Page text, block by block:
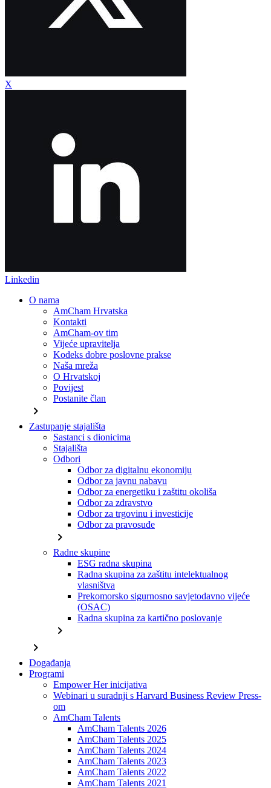
X
Linkedin
O nama
AmCham Hrvatska
Kontakti
AmCham-ov tim
Vijeće upravitelja
Kodeks dobre poslovne prakse
Naša mreža
O Hrvatskoj
Povijest
Postanite član
chevron_right
Zastupanje stajališta
Sastanci s dionicima
Stajališta
Odbori
Odbor za digitalnu ekonomiju
Odbor za javnu nabavu
Odbor za energetiku i zaštitu okoliša
Odbor za zdravstvo
Odbor za trgovinu i investicije
Odbor za pravosuđe
chevron_right
Radne skupine
ESG radna skupina
Radna skupina za zaštitu intelektualnog
vlasništva
Prekomorsko sigurnosno savjetodavno vijeće
(OSAC)
Radna skupina za kartično poslovanje
chevron_right
chevron_right
Događanja
Programi
Empower Her inicijativa
Webinari u suradnji s Harvard Business Review Press-
om
AmCham Talents
AmCham Talents 2026
AmCham Talents 2025
AmCham Talents 2024
AmCham Talents 2023
AmCham Talents 2022
AmCham Talents 2021